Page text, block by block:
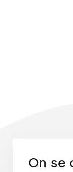
On se